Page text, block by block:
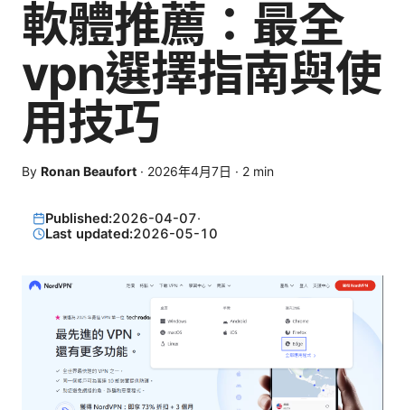
軟體推薦：最全
vpn選擇指南與使
用技巧
By Ronan Beaufort · 2026年4月7日 · 2 min
Published:2026-04-07·
Last updated:2026-05-10